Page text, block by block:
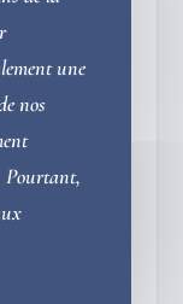
une
nos
Pourtant,